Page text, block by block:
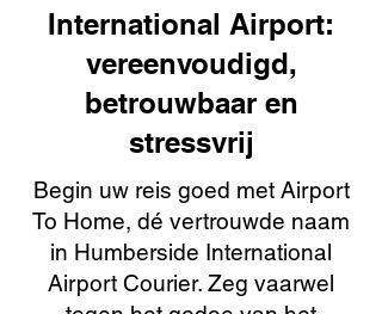
International Airport:
vereenvoudigd,
betrouwbaar en
stressvrij
Begin uw reis goed met Airport
To Home, dé vertrouwde naam
in Humberside International
Airport Courier. Zeg vaarwel